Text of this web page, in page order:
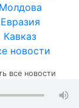
Молдова
Евразия
Кавказ
новости
все новости